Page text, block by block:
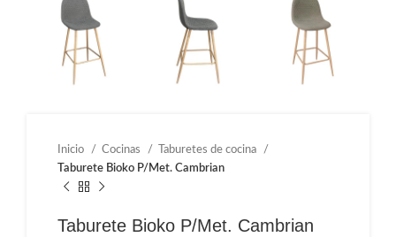
Inicio Cocinas
Taburetes de cocina
Taburete Bioko P/Met. Cambrian
Taburete Bioko P/Met. Cambrian